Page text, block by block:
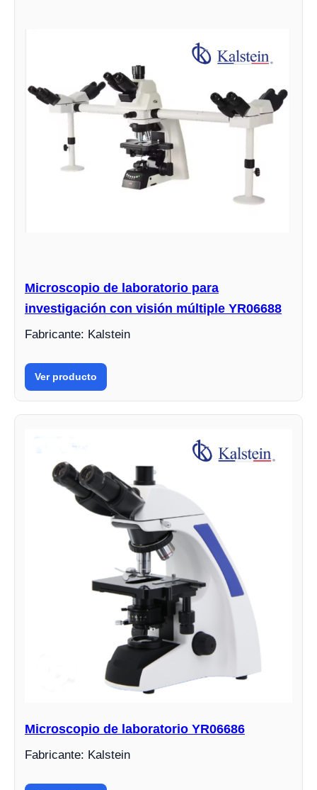
Microscopio de laboratorio para
investigación con visión múltiple YR06688
Fabricante: Kalstein
Ver producto
Microscopio de laboratorio YR06686
Fabricante: Kalstein